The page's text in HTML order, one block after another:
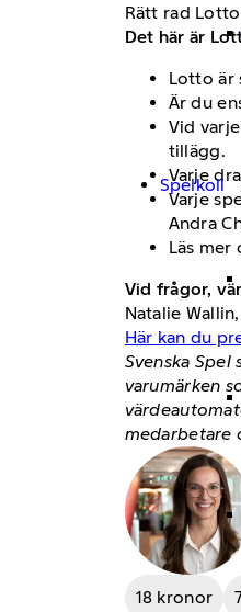
Spelkoll
Rätt rad
Det här är
Lotto är
Är du
Vid
tillägg.
Varje
Varje
Andra
Läs mer
Vid frågor,
Natalie
Här kan du
Svenska
varumärken
medarbetare
18 kronor